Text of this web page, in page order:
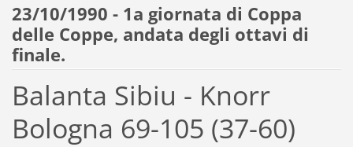
23/10/1990 - 1a giornata di Coppa
delle Coppe, andata degli ottavi di
finale.
Balanta Sibiu - Knorr
Bologna 69-105 (37-60)